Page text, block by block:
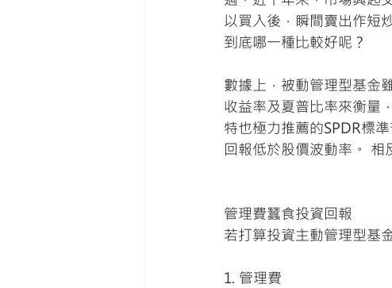
以買入後，瞬間賣出作短
到底哪一種比較好呢？
數據上，被動管理型基金
收益率及夏普比率來衡量
特也極力推薦的SPDR標
回報低於股價波動率。 相
管理費蠶食投資回報
若打算投資主動管理型基
1. 管理費